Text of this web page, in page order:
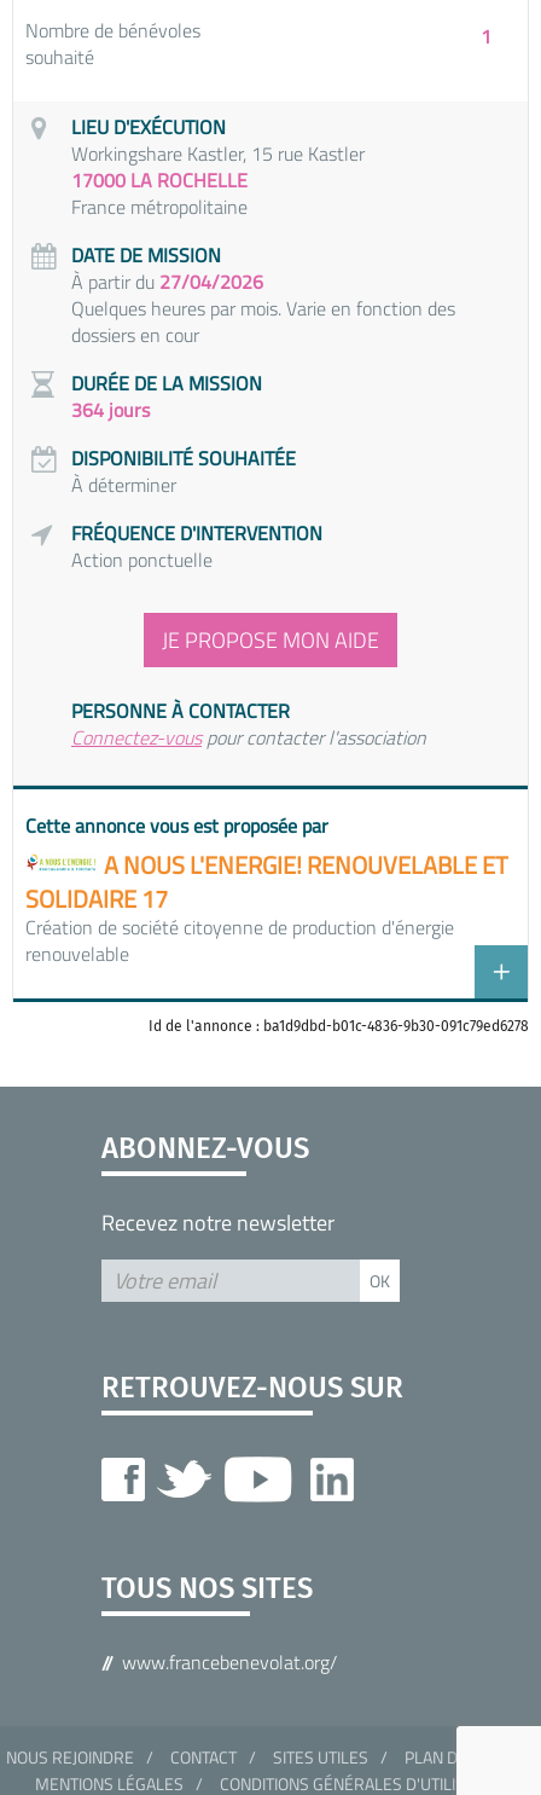
1
Nombre de bénévoles
souhaité
LIEU D'EXÉCUTION
Workingshare Kastler, 15 rue Kastler
17000 LA ROCHELLE
France métropolitaine
DATE DE MISSION
À partir du 27/04/2026
Quelques heures par mois. Varie en fonction des
dossiers en cour
DURÉE DE LA MISSION
364 jours
DISPONIBILITÉ SOUHAITÉE
À déterminer
FRÉQUENCE D'INTERVENTION
Action ponctuelle
JE PROPOSE MON AIDE
PERSONNE À CONTACTER
Connectez-vouspour contacter l'association
Cette annonce vous est proposée par
A NOUS L'ENERGIE! RENOUVELABLE ET
SOLIDAIRE 17
Création de société citoyenne de production d'énergie
renouvelable
Id de l'annonce : ba1d9dbd-b01c-4836-9b30-091c79ed6278
ABONNEZ-VOUS
Recevez notre newsletter
RETROUVEZ-NOUS SUR
TOUS NOS SITES
www.francebenevolat.org/
NOUS REJOINDRE CONTACT SITES UTILES
PLAN DU SITE
MENTIONS LÉGALES
CONDITIONS GÉNÉRALES D'UTILISATION